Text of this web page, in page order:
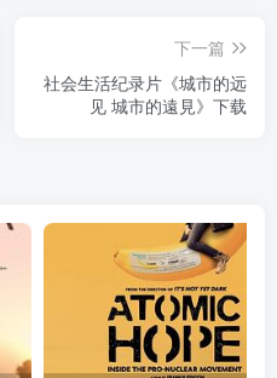
下一篇
社会生活纪录片《城市的远
见 城市的遠見》下载